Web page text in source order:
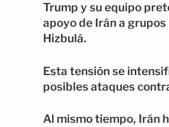
Trump y su equipo
apoyo de Irán a
Hizbulá.
Esta tensión se
posibles ataques
Al mismo tiempo, Irán